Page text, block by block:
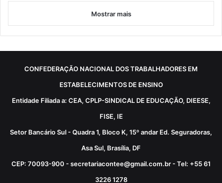
Mostrar mais
CONFEDERAÇÃO NACIONAL DOS TRABALHADORES EM
ESTABELECIMENTOS DE ENSINO
Entidade Filiada a: CEA, CPLP-SINDICAL DE EDUCAÇÃO, DIEESE,
FISE, IE
Setor Bancário Sul - Quadra 1, Bloco K, 15º andar Ed. Seguradoras,
Asa Sul, Brasília, DF
CEP: 70093-900 - secretariacontee@gmail.com.br - Tel: +55 61
3226 1278